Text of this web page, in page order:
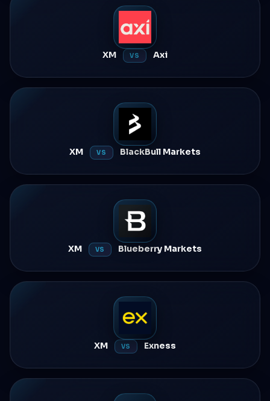
XM VS Axi
XM VS BlackBull Markets
XM VS Blueberry Markets
XM VS Exness